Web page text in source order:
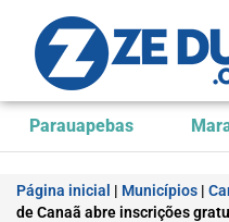
Parauapebas
Página inicial | Municípios |
de Canaã abre inscrições